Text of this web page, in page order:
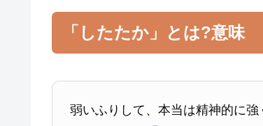
「したたか」とは?意味
弱いふりして、本当は精神的に